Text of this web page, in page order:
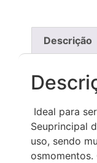
Descrição
Ideal para
Seuprincipal
uso, sendo